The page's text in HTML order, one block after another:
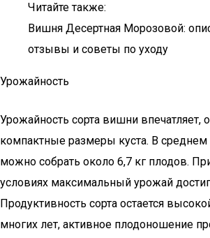
Читайте также:
Вишня Десертная Морозовой:
отзывы и советы по уходу
Урожайность
Урожайность сорта вишни впечатляет,
компактные размеры куста. В среднем
можно собрать около 6,7 кг плодов.
условиях максимальный урожай
Продуктивность сорта остается
многих лет, активное плодоношение